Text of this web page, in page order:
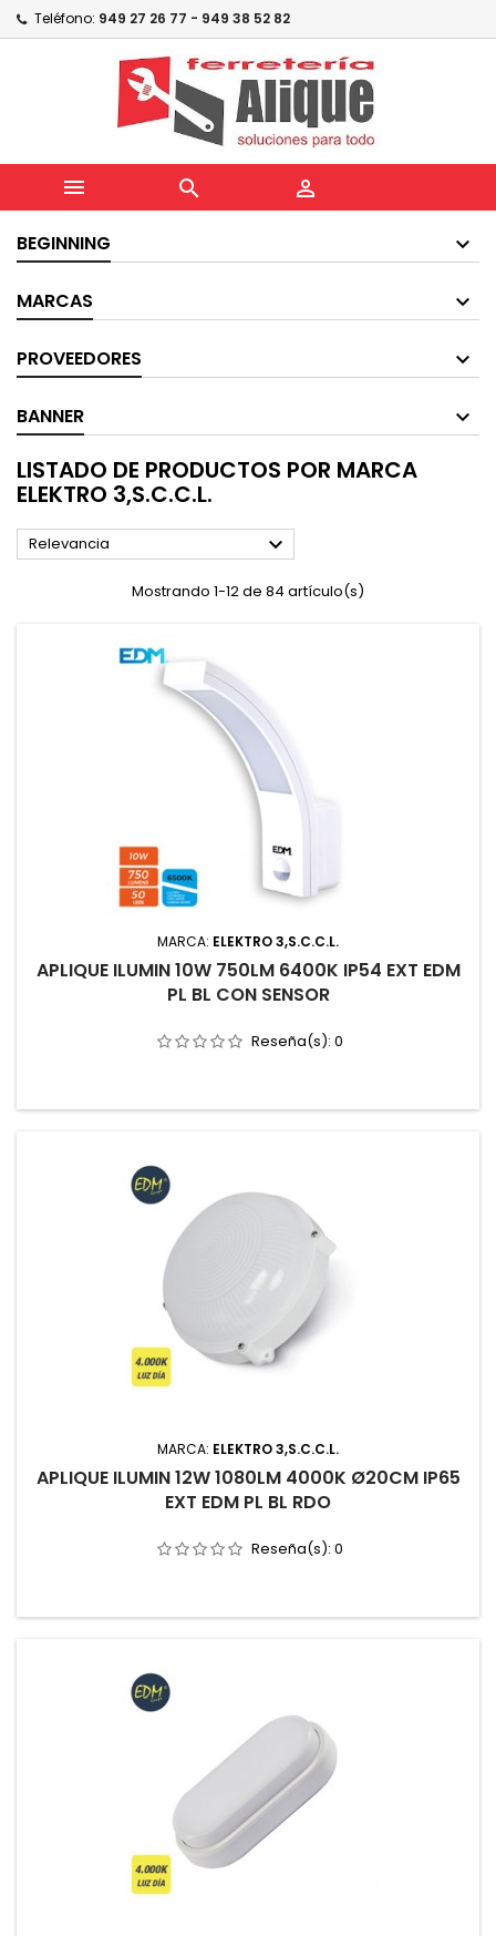
Teléfono: 949 27 26 77 - 949 38 52 82
  
BEGINNING
MARCAS
PROVEEDORES
BANNER
LISTADO DE PRODUCTOS POR MARCA
ELEKTRO 3,S.C.C.L.
Relevancia 
Mostrando 1-12 de 84 artículo(s)
MARCA: ELEKTRO 3,S.C.C.L.
APLIQUE ILUMIN 10W 750LM 6400K IP54 EXT EDM
PL BL CON SENSOR
Reseña(s): 0
MARCA: ELEKTRO 3,S.C.C.L.
APLIQUE ILUMIN 12W 1080LM 4000K Ø20CM IP65
EXT EDM PL BL RDO
Reseña(s): 0